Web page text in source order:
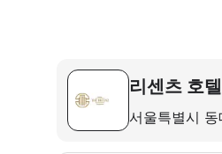
리센츠 호
서울특별시